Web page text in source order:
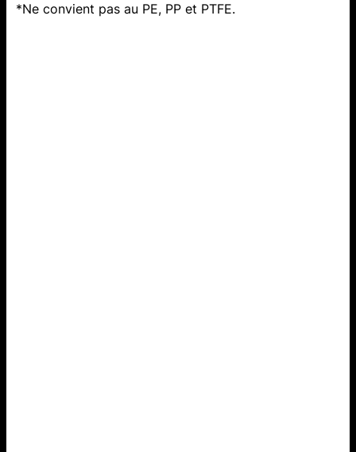
*Ne convient pas au PE, PP et PTFE.